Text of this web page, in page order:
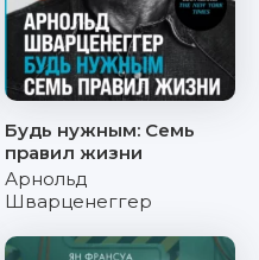
Будь нужным: Семь
правил жизни
Арнольд
Шварценеггер